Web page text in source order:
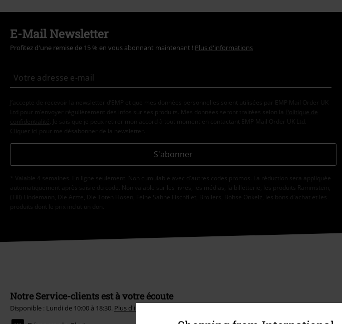
E-Mail Newsletter
Profitez d'une remise de 15 % en vous abonnant maintenant ! Plus d'informations
J’accepte de recevoir la newsletter d’EMP et que mes données personnelles soient utilisées par EMP Mail Order UK
Ltd pour m’envoyer régulièrement des infos sur ses produits. Mes données seront traitées selon la
Politique de
confidentialité . Je sais que je peux retirer mon accord à tout moment en contactant EMP Mail Order UK Ltd.
Cliquer ici pour me désabonner de la newsletter.
S'abonner
* Valable 4 semaines. En ligne seulement. Non cumulable avec d'autres codes promos. La réduction sera appliquée
automatiquement après saisie du code. Non valable sur les livres, les médias, la billetterie, les produits Rammstein,
(Till) Lindemann, Die Ärzte, Die Toten Hosen, Feine Sahne Fischfilet, Broilers, Böhse Onkelz, les bons d'achat et les
produits dont le prix inclut un don.
Notre Service-clients est à votre écoute
Disponible : Lundi de 10:00 à 18:30. Plus d'informations